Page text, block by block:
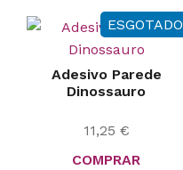
ESGOTADO
Adesivo Parede
Dinossauro
11,25 €
COMPRAR